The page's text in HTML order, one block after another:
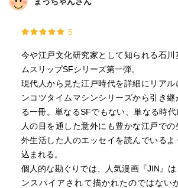
5
今や江戸文化研究家として知られる石川
ムスリップSFシリーズ第一弾。
現代人から見た江戸時代を詳細にリアル
ンコツタイムマシンシリーズから引き継
る一冊。単なるSFでもない、単なる時
人の目を通した意外にも豊かな江戸で
外生活した人のエッセイを読んでいるよ
込まれる。
個人的な勘ぐりでは、人気漫画『JIN』
ンスパイアされて描かれたのではない